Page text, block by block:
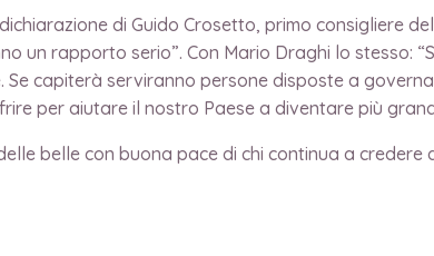
di Guido Crosetto, primo consigliere
un rapporto serio”. Con Mario Draghi lo stesso:
capiterà serviranno persone disposte a
per aiutare il nostro Paese a diventare più
belle con buona pace di chi continua a credere